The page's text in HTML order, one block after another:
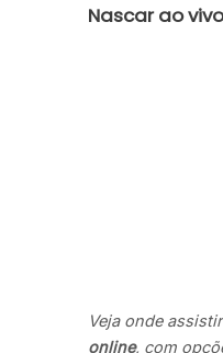
Nascar ao
Veja onde
online, com